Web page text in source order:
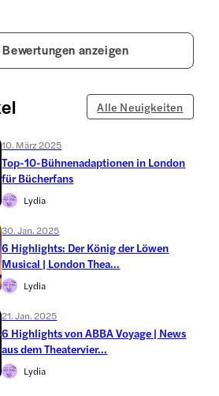
anzeigen
Alle Neuigkeiten
10. März 2025
Top-10-Bühnenadaptionen in London
für Bücherfans
Lydia
30. Jan. 2025
6 Highlights: Der König der Löwen
Musical | London Thea...
Lydia
21. Jan. 2025
6 Highlights von ABBA Voyage | News
aus dem Theatervier...
Lydia